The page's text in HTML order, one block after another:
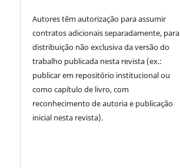
Autores têm autorização para assumir
contratos adicionais separadamente, para
distribuição não exclusiva da versão do
trabalho publicada nesta revista (ex.:
publicar em repositório institucional ou
como capítulo de livro, com
reconhecimento de autoria e publicação
inicial nesta revista).